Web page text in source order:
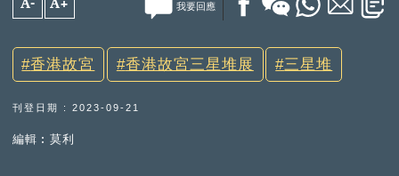
我要回應
香港故宮 香港故宮三星堆展 三星堆
刊登日期 : 2023-09-21
編輯︰莫利